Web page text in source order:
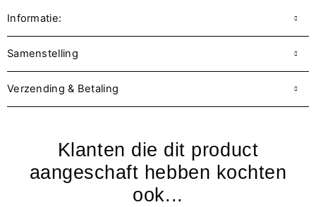
Informatie:
Samenstelling
Verzending & Betaling
Klanten die dit product
aangeschaft hebben kochten
ook...